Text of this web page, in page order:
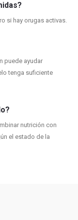
si hay orugas activas.
puede ayudar
tenga suficiente
nutrición con
el estado de la